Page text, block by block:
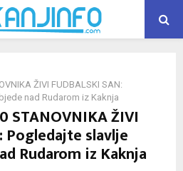
ŽIVI FUDBALSKI SAN:
nad Rudarom iz Kaknja
STANOVNIKA ŽIVI
Pogledajte slavlje
Rudarom iz Kaknja